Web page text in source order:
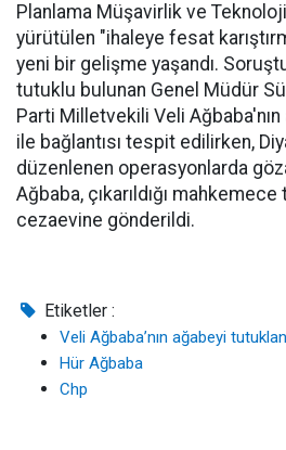
Planlama Müşavirlik ve
yürütülen "ihaleye fesat
yeni bir gelişme yaşandı.
tutuklu bulunan Genel Müdür
Parti Milletvekili Veli
ile bağlantısı tespit edilirken,
düzenlenen operasyonlarda
Ağbaba, çıkarıldığı
cezaevine gönderildi.
Etiketler :
Veli Ağbaba’nın ağabeyi
Hür Ağbaba
Chp